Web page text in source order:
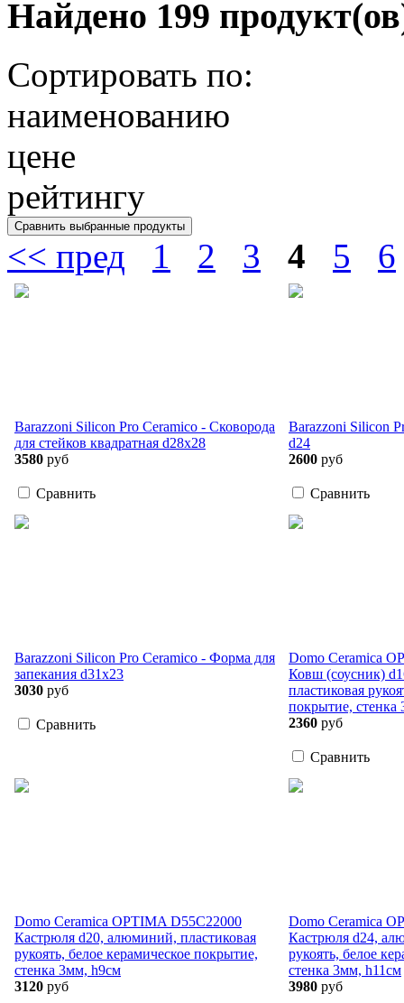
Найдено 199
Сортировать по:
наименованию
цене
рейтингу
<< пред
1 2 3 4 5 6
Barazzoni Silicon Pro Ceramico - Сковорода
для стейков квадратная d28х28
3580 руб
Сравнить
Barazzoni Silicon
d24
2600 руб
Сравнить
Barazzoni Silicon Pro Ceramico - Форма для
запекания d31х23
3030 руб
Сравнить
Domo Ceramica
Ковш (соусник)
пластиковая
покрытие, стенка
2360 руб
Сравнить
Domo Ceramica OPTIMA D55C22000
Кастрюля d20, алюминий, пластиковая
рукоять, белое керамическое покрытие,
стенка 3мм, h9см
3120 руб
Domo Ceramica
Кастрюля d24,
рукоять, белое
стенка 3мм, h11см
3980 руб